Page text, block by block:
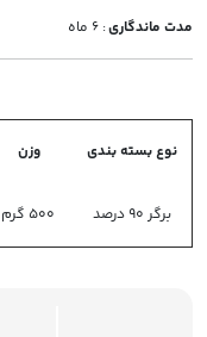
مدت ماندگاری: 6 ماه
نوع بسته بندی وزن
برگر 90 درصد 500 گرم